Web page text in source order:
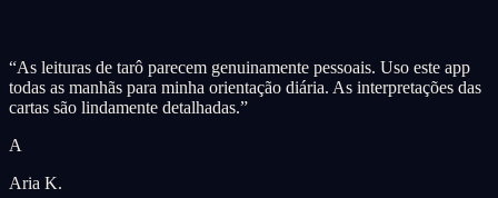
“As leituras de tarô parecem genuinamente pessoais. Uso este app
todas as manhãs para minha orientação diária. As interpretações das
cartas são lindamente detalhadas.”
A
Aria K.